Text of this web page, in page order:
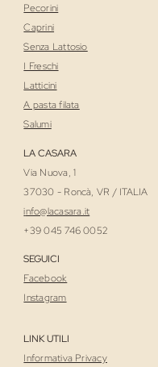
Pecorini
Caprini
Senza Lattosio
I Freschi
Latticini
A pasta filata
Salumi
LA CASARA
Via Nuova, 1
37030 - Roncà, VR / ITALIA
info@lacasara.it
+39 045 746 0052
SEGUICI
Facebook
Instagram
LINK UTILI
Informativa Privacy